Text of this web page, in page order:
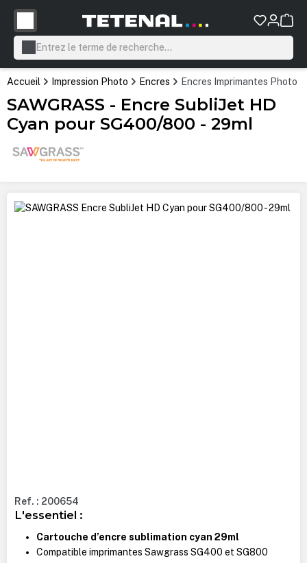
principal
Accueil Impression Photo Encres Encres Imprimantes Photo
SAWGRASS - Encre SubliJet HD
Cyan pour SG400/800 - 29ml
Ignorer la galerie d'images
Ref. : 200654
L'essentiel :
Cartouche d’encre sublimation cyan 29ml
Compatible imprimantes Sawgrass SG400 et SG800